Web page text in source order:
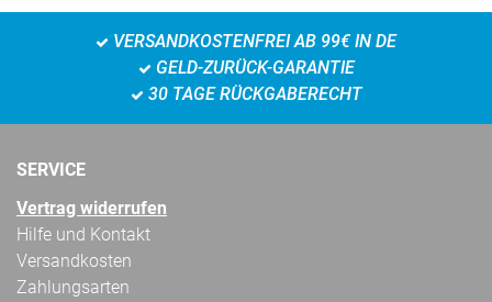
VERSANDKOSTENFREI AB 99€ IN DE
GELD-ZURÜCK-GARANTIE
30 TAGE RÜCKGABERECHT
SERVICE
Vertrag widerrufen
Hilfe und Kontakt
Versandkosten
Zahlungsarten